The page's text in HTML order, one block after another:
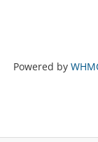
Powered by